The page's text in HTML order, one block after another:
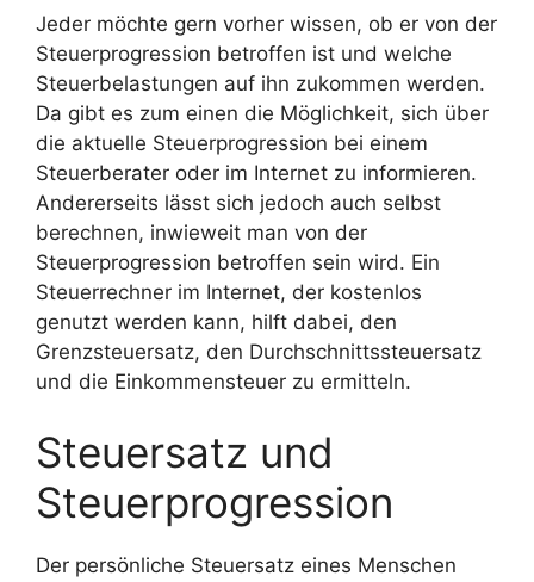
Jeder möchte gern vorher wissen, ob er von der
Steuerprogression betroffen ist und welche
Steuerbelastungen auf ihn zukommen werden.
Da gibt es zum einen die Möglichkeit, sich über
die aktuelle Steuerprogression bei einem
Steuerberater oder im Internet zu informieren.
Andererseits lässt sich jedoch auch selbst
berechnen, inwieweit man von der
Steuerprogression betroffen sein wird. Ein
Steuerrechner im Internet, der kostenlos
genutzt werden kann, hilft dabei, den
Grenzsteuersatz, den Durchschnittssteuersatz
und die Einkommensteuer zu ermitteln.
Steuersatz und
Steuerprogression
Der persönliche Steuersatz eines Menschen